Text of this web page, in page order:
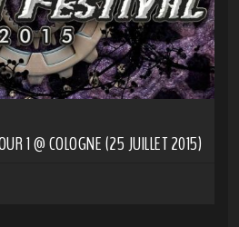
1 @ COLOGNE (25 JUILLET 2015)